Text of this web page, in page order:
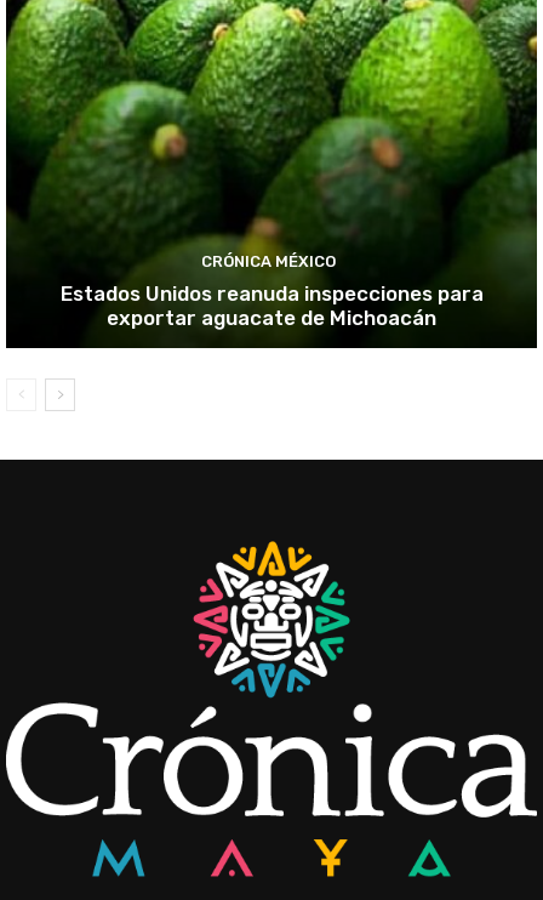
CRÓNICA MÉXICO
Estados Unidos reanuda inspecciones para
exportar aguacate de Michoacán